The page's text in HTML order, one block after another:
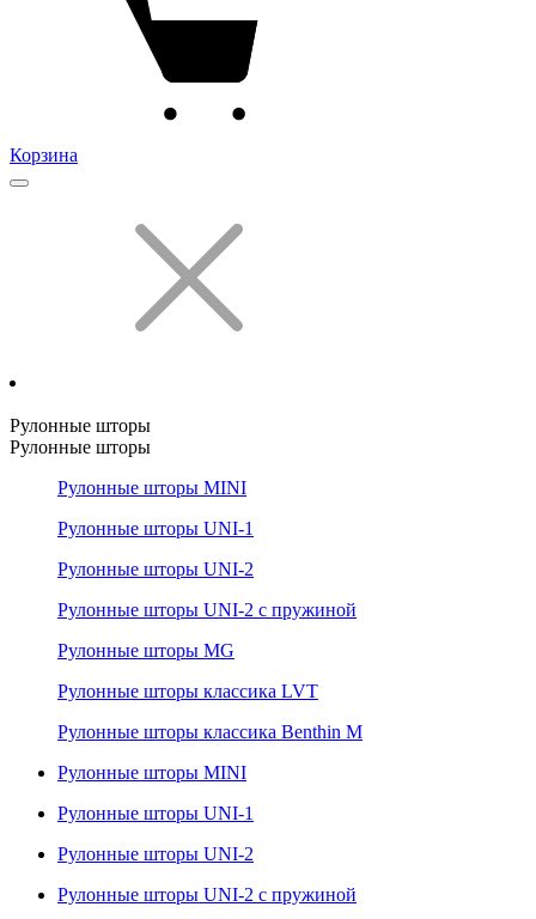
Корзина
Рулонные шторы
Рулонные шторы
Рулонные шторы MINI
Рулонные шторы UNI-1
Рулонные шторы UNI-2
Рулонные шторы UNI-2 с пружиной
Рулонные шторы MG
Рулонные шторы классика LVT
Рулонные шторы классика Benthin M
Рулонные шторы MINI
Рулонные шторы UNI-1
Рулонные шторы UNI-2
Рулонные шторы UNI-2 с пружиной